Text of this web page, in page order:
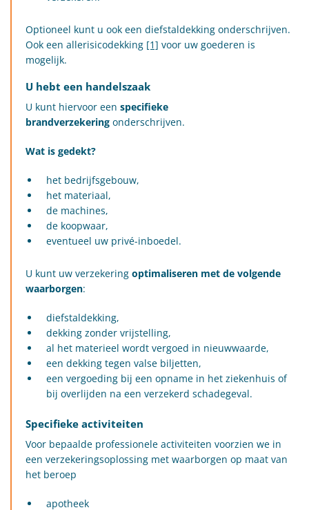
Optioneel kunt u ook een diefstaldekking onderschrijven.
Ook een allerisicodekking [1] voor uw goederen is
mogelijk.
U hebt een handelszaak
U kunt hiervoor een specifieke
brandverzekering onderschrijven.
Wat is gedekt?
het bedrijfsgebouw,
het materiaal,
de machines,
de koopwaar,
eventueel uw privé-inboedel.
U kunt uw verzekering optimaliseren met de volgende
waarborgen:
diefstaldekking,
dekking zonder vrijstelling,
al het materieel wordt vergoed in nieuwwaarde,
een dekking tegen valse biljetten,
een vergoeding bij een opname in het ziekenhuis of
bij overlijden na een verzekerd schadegeval.
Specifieke activiteiten
Voor bepaalde professionele activiteiten voorzien we in
een verzekeringsoplossing met waarborgen op maat van
het beroep
apotheek